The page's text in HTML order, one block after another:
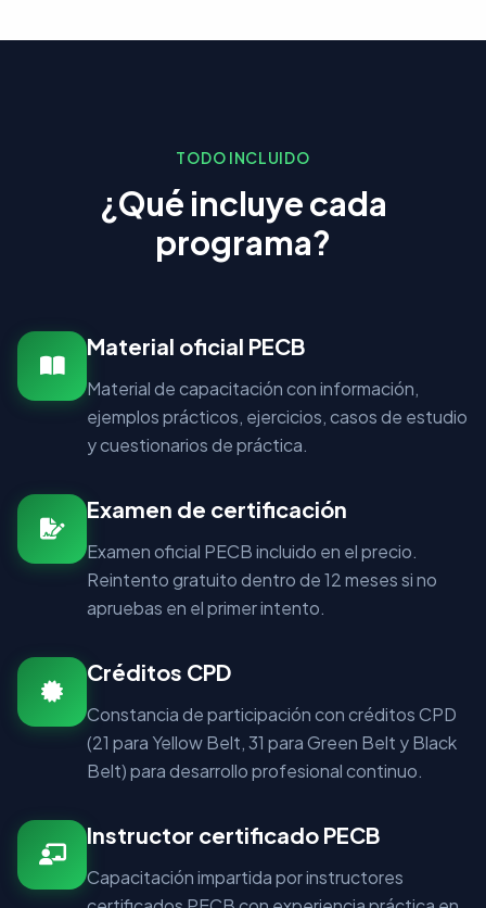
TODO INCLUIDO
¿Qué incluye cada
programa?
Material oficial PECB
Material de capacitación con información,
ejemplos prácticos, ejercicios, casos de estudio
y cuestionarios de práctica.
Examen de certificación
Examen oficial PECB incluido en el precio.
Reintento gratuito dentro de 12 meses si no
apruebas en el primer intento.
Créditos CPD
Constancia de participación con créditos CPD
(21 para Yellow Belt, 31 para Green Belt y Black
Belt) para desarrollo profesional continuo.
Instructor certificado PECB
Capacitación impartida por instructores